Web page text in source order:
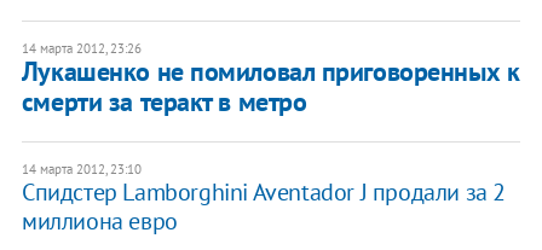
14 марта 2012, 23:26
Лукашенко не помиловал приговоренных к
смерти за теракт в метро
14 марта 2012, 23:10
Спидстер Lamborghini Aventador J продали за 2
миллиона евро